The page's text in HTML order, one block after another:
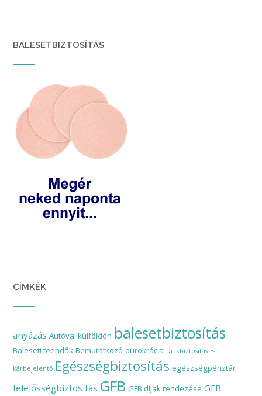
BALESETBIZTOSÍTÁS
CÍMKÉK
anyázás Autóval külföldön balesetbiztosítás
Baleseti teendők Bemutatkozó bürokrácia Diákbiztosítás E-
kárbejelentő Egészségbiztosítás egészségpénztár
felelősségbiztosítás GFB GFB díjak rendezése GFB